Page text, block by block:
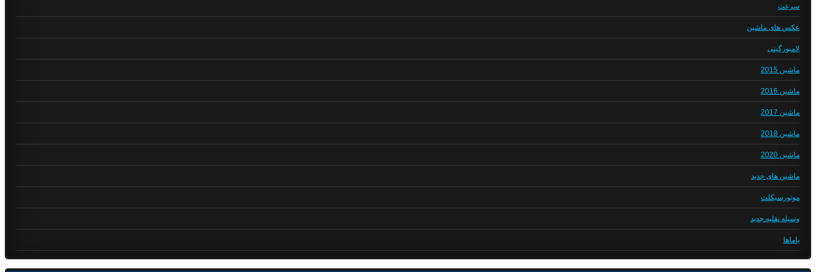
سرعت
عکس های ماشین
لامبورگینی
ماشین 2015
ماشین 2016
ماشین 2017
ماشین 2018
ماشین 2020
ماشین های جدید
موتورسیکلت
وسیله نقلیه جدید
یاماها